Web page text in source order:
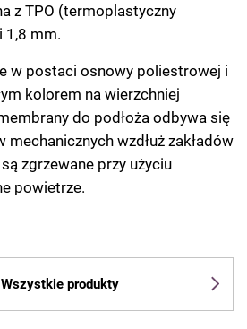
z TPO (termoplastyczny
1,8 mm.
w postaci osnowy poliestrowej i
kolorem na wierzchniej
do podłoża odbywa się
mechanicznych wzdłuż zakładów
zgrzewane przy użyciu
powietrze.
Wszystkie produkty